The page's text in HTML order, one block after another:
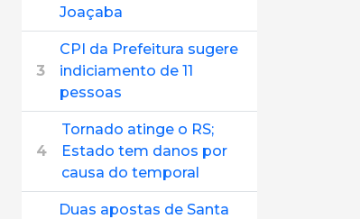
Joaçaba
3
CPI da Prefeitura sugere
indiciamento de 11
pessoas
4
Tornado atinge o RS;
Estado tem danos por
causa do temporal
Duas apostas de Santa